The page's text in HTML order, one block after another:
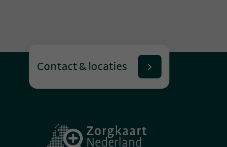
Contact & locaties